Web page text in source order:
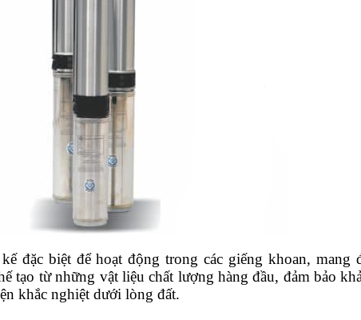
đặc biệt để hoạt động trong các giếng khoan, mang
tạo từ những vật liệu chất lượng hàng đầu, đảm bảo
khắc nghiệt dưới lòng đất.